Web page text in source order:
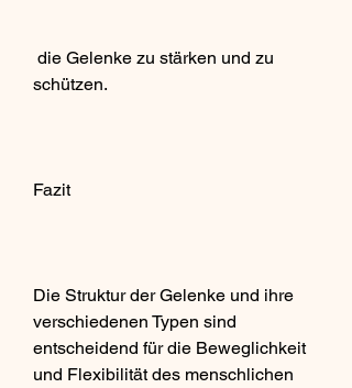
schützen.
Fazit
Die Struktur der Gelenke und ihre
verschiedenen Typen sind
entscheidend für die Beweglichkeit
und Flexibilität des menschlichen